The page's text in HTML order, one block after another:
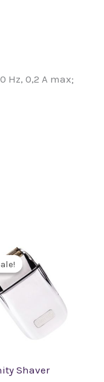
Hz, 0,2 A max;
Shaver
Originalna
cena
je
bila:
9.900 rsd.